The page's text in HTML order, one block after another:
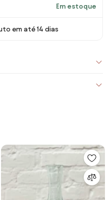
Em estoque
em até 14 dias